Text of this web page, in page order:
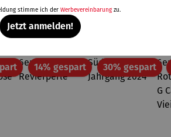
aus der Kategorie Weine
Rabatt14% gespartRabatt30% gespart
stimme ich der Werbevereinbarungzu.
Jetzt anmelden!